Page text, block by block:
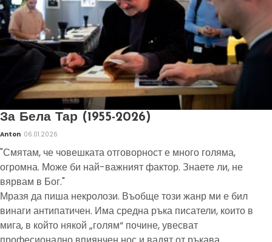
За Бела Тар (1955-2026)
Anton 06.01.2026
"Смятам, че човешката отговорност е много голяма,
огромна. Може би най-важният фактор. Знаете ли, не
вярвам в Бог."
Мразя да пиша некролози. Въобще този жанр ми е бил
винаги антипатичен. Има средна ръка писатели, които в
мига, в който някой „голям“ почине, увесват